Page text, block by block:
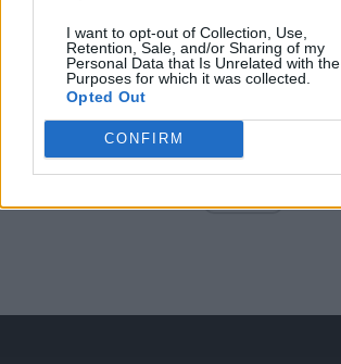
I want to opt-out of Collection, Use,
Retention, Sale, and/or Sharing of my
Personal Data that Is Unrelated with the
Purposes for which it was collected.
Opted Out
CONFIRM
ad